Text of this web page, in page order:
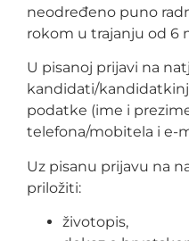
neodređeno puno
rokom u trajanju od 6
U pisanoj prijavi na
kandidati/
podatke (ime i
telefona/mobitela i e-
Uz pisanu prijavu na
priložiti:
životopis,